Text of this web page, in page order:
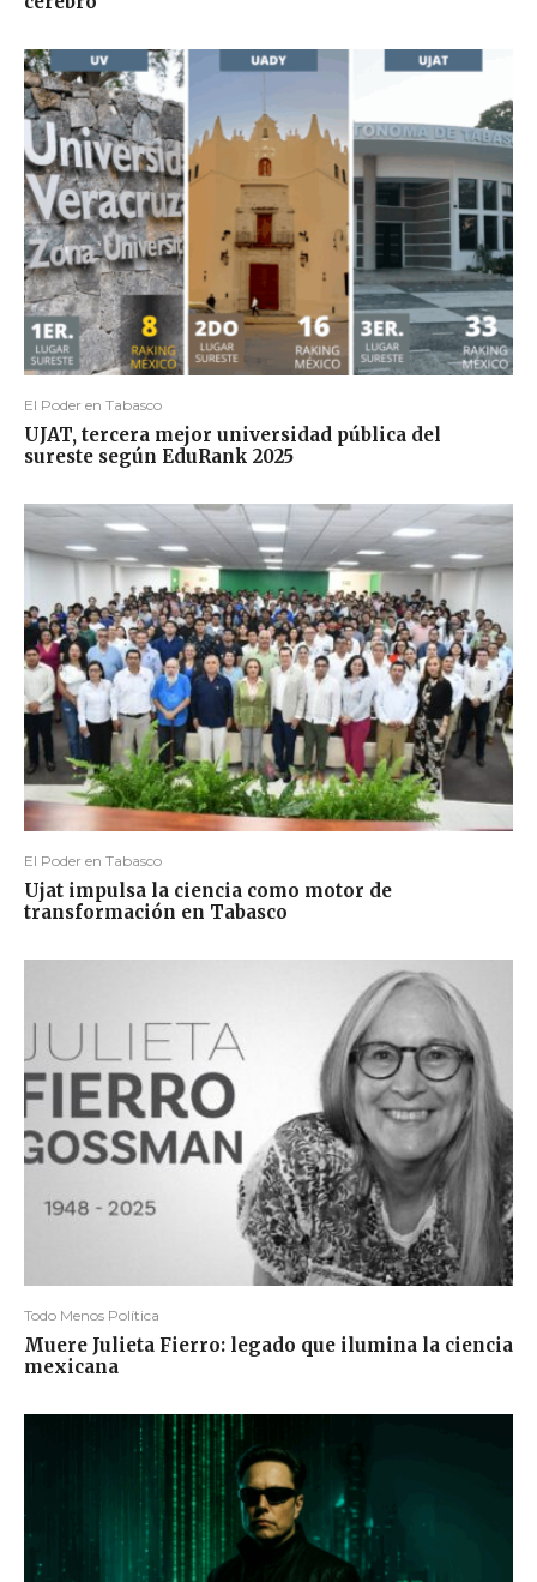
El Poder en Tabasco
UJAT, tercera mejor universidad pública del
sureste según EduRank 2025
El Poder en Tabasco
Ujat impulsa la ciencia como motor de
transformación en Tabasco
Todo Menos Política
Muere Julieta Fierro: legado que ilumina la ciencia
mexicana